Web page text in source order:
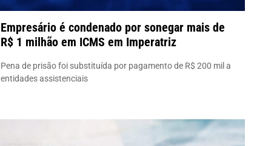
Empresário é condenado por sonegar mais de
R$ 1 milhão em ICMS em Imperatriz
Pena de prisão foi substituída por pagamento de R$ 200 mil a
entidades assistenciais